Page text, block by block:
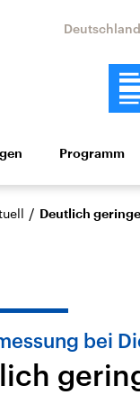
Wirtschaft
Musik
USA
Aktuelle
Programm
/ Deutlich
bei